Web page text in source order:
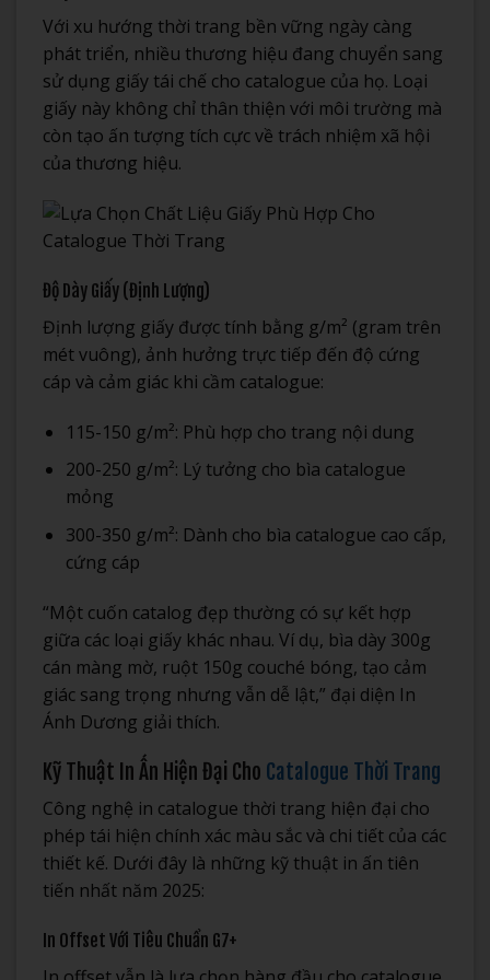
Với xu hướng thời trang bền vững ngày càng
phát triển, nhiều thương hiệu đang chuyển sang
sử dụng giấy tái chế cho catalogue của họ. Loại
giấy này không chỉ thân thiện với môi trường mà
còn tạo ấn tượng tích cực về trách nhiệm xã hội
của thương hiệu.
Độ Dày Giấy (Định Lượng)
Định lượng giấy được tính bằng g/m² (gram trên
mét vuông), ảnh hưởng trực tiếp đến độ cứng
cáp và cảm giác khi cầm catalogue:
115-150 g/m²: Phù hợp cho trang nội dung
200-250 g/m²: Lý tưởng cho bìa catalogue
mỏng
300-350 g/m²: Dành cho bìa catalogue cao cấp,
cứng cáp
“Một cuốn catalog đẹp thường có sự kết hợp
giữa các loại giấy khác nhau. Ví dụ, bìa dày 300g
cán màng mờ, ruột 150g couché bóng, tạo cảm
giác sang trọng nhưng vẫn dễ lật,” đại diện In
Ánh Dương giải thích.
Kỹ Thuật In Ấn Hiện Đại Cho Catalogue Thời Trang
Công nghệ in catalogue thời trang hiện đại cho
phép tái hiện chính xác màu sắc và chi tiết của các
thiết kế. Dưới đây là những kỹ thuật in ấn tiên
tiến nhất năm 2025:
In Offset Với Tiêu Chuẩn G7+